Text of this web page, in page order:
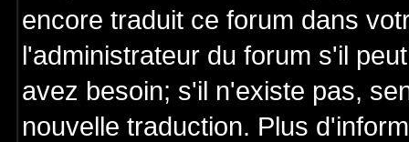
encore traduit ce forum dans
l'administrateur du forum s'il
avez besoin; s'il n'existe pas,
nouvelle traduction. Plus